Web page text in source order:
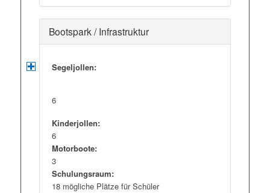
Bootspark / Infrastruktur
Segeljollen:
6
Kinderjollen:
6
Motorboote:
3
Schulungsraum:
18 mögliche Plätze für Schüler